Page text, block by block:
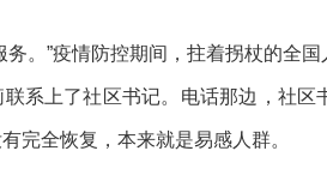
务。”疫情防控期间，拄着拐杖的全
联系上了社区书记。电话那边，社
完全恢复，本来就是易感人群。